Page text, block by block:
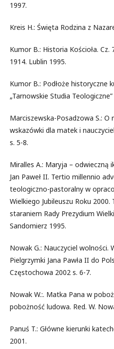
1997.
Kreis H.: Święta Rodzina z
Kumor B.: Historia Kościoła. Cz.
1914. Lublin 1995.
Kumor B.: Podłoże historyczne
„Tarnowskie Studia
Marciszewska-Posadzowa S.: O
wskazówki dla matek i
s. 5-8.
Miralles A.: Maryja – odwieczną
Jan Paweł II. Tertio millennio
teologiczno-pastoralny w
Wielkiego Jubileuszu Roku
staraniem Rady Prezydium
Sandomierz 1995.
Nowak G.: Nauczyciel wolności.
Pielgrzymki Jana Pawła II do
Częstochowa 2002 s. 6-7.
Nowak W.:. Matka Pana w
pobożność ludowa. Red. W.
Panuś T.: Główne kierunki
2001.